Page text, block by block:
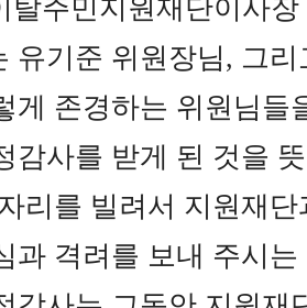
탈주민지원재단이사장
유기준 위원장님, 그리
게 존경하는 위원님들
감사를 받게 된 것을
리를 빌려서 지원재
과 격려를 보내 주시